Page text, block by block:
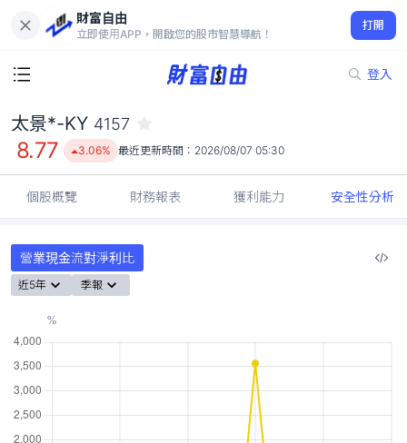
財富自由
立即使用APP，開啟您的股市智慧導航！
打開
登入
8.77
3.06%
太景*-KY 4157
8.77 3.06% 最近更新時間： 2026/08/07 05:30
個股概覽 財務報表 獲利能力 安全性分析
營業現金流對淨利比
近5年 季報